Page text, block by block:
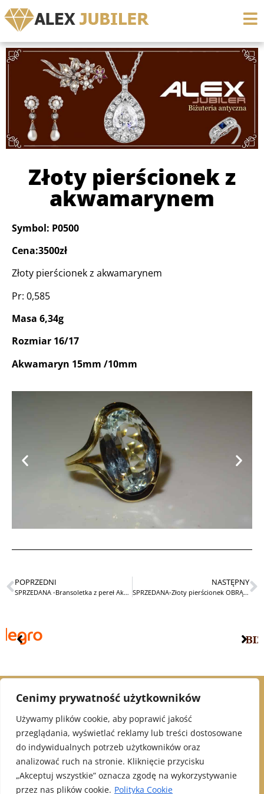
Cenimy prywatność użytkowników
Używamy plików cookie, aby poprawić jakość
przeglądania, wyświetlać reklamy lub treści dostosowane
do indywidualnych potrzeb użytkowników oraz
analizować ruch na stronie. Kliknięcie przycisku
„Akceptuj wszystkie” oznacza zgodę na wykorzystywanie
przez nas plików cookie. Polityka Cookie
Złoty pierścionek z
akwamarynem
Symbol: P0500
Cena:3500zł
Złoty pierścionek z akwamarynem
Pr: 0,585
Masa 6,34g
Rozmiar 16/17
Akwamaryn 15mm /10mm
POPRZEDNI
SPRZEDANA -Bransoletka z pereł Akoya + rubiny
NASTĘPNY
SPRZEDANA-Złoty pierścionek OBRĄCZKA z diamentami
© 2021 Alex Jubiler
INFORMACJE:
Polityka Prywatności
Klauzula informacyjna - newsletter